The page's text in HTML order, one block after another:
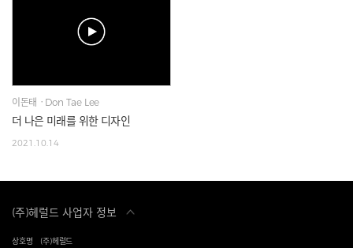
이돈태ㆍDon Tae Lee
더 나은 미래를 위한 디자인
2021.10.14
(주)헤럴드 사업자 정보
상호명
(주)헤럴드